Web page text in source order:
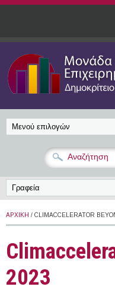
Παράκαμψη προς το κυρίως
ΑΡΧΙΚΉ / CLIMACCELERATOR
2023